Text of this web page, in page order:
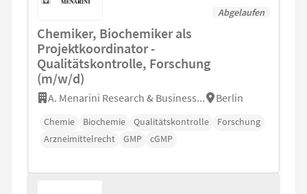
Abgelaufen
Chemiker, Biochemiker als
Projektkoordinator -
Qualitätskontrolle, Forschung
(m/w/d)
A. Menarini Research & Business... Berlin
Chemie Biochemie Qualitätskontrolle
Forschung
Arzneimittelrecht
GMP cGMP